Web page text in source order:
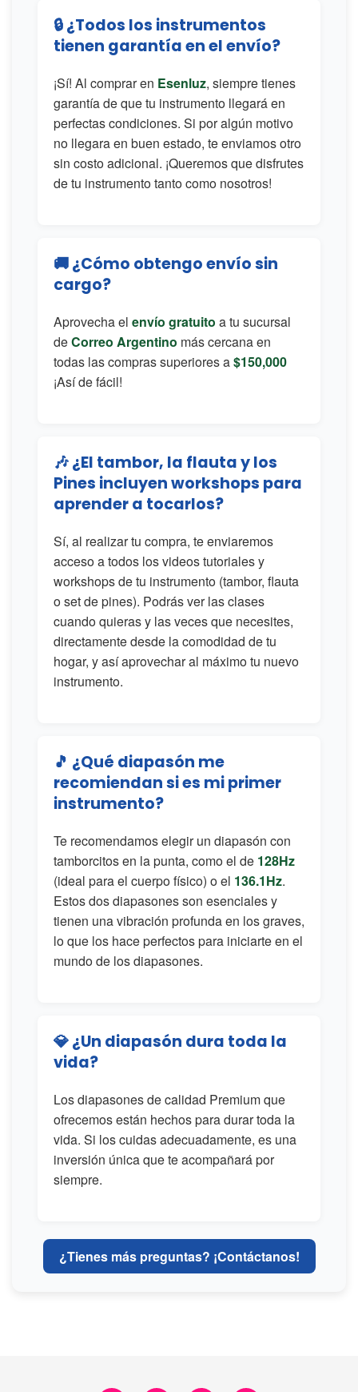
🔒 ¿Todos los instrumentos
tienen garantía en el envío?
¡Sí! Al comprar en Esenluz, siempre tienes
garantía de que tu instrumento llegará en
perfectas condiciones. Si por algún motivo
no llegara en buen estado, te enviamos otro
sin costo adicional. ¡Queremos que disfrutes
de tu instrumento tanto como nosotros!
🚚 ¿Cómo obtengo envío sin
cargo?
Aprovecha el envío gratuito a tu sucursal
deCorreo Argentino más cercana en
todas las compras superiores a$150,000
¡Así de fácil!
🎶 ¿El tambor, la flauta y los
Pines incluyen workshops para
aprender a tocarlos?
Sí, al realizar tu compra, te enviaremos
acceso a todos los videos tutoriales y
workshops de tu instrumento (tambor, flauta
o set de pines). Podrás ver las clases
cuando quieras y las veces que necesites,
directamente desde la comodidad de tu
hogar, y así aprovechar al máximo tu nuevo
instrumento.
🎵 ¿Qué diapasón me
recomiendan si es mi primer
instrumento?
Te recomendamos elegir un diapasón con
tamborcitos en la punta, como el de 128Hz
(ideal para el cuerpo físico) o el 136.1Hz.
Estos dos diapasones son esenciales y
tienen una vibración profunda en los graves,
lo que los hace perfectos para iniciarte en el
mundo de los diapasones.
💎 ¿Un diapasón dura toda la
vida?
Los diapasones de calidad Premium que
ofrecemos están hechos para durar toda la
vida. Si los cuidas adecuadamente, es una
inversión única que te acompañará por
siempre.
¿Tienes más preguntas? ¡Contáctanos!